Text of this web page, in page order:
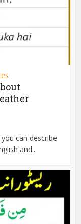
can describe
and...